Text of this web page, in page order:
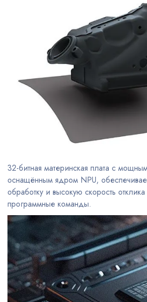
32-битная материнская плата с
оснащённым ядром NPU,
обработку и высокую скорость
программные команды.